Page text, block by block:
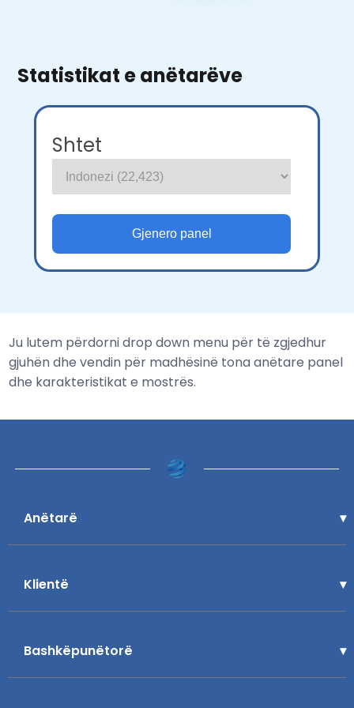
Statistikat e anëtarëve
Shtet
Ju lutem përdorni drop down menu për të zgjedhur
gjuhën dhe vendin për madhësinë tona anëtare panel
dhe karakteristikat e mostrës.
Anëtarë
Klientë
Bashkëpunëtorë